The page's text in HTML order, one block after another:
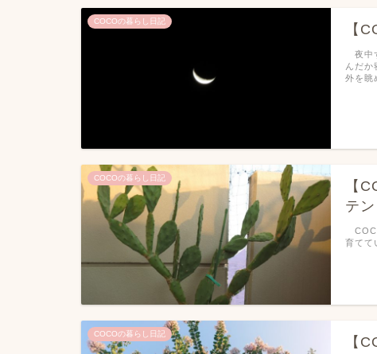
COCOの暮らし日記
【
夜中
んだ
外を眺
COCOの暮らし日記
【
テン
育て
COCOの暮らし日記
【